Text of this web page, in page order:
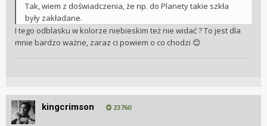
Tak, wiem z doświadczenia, że np. do Planety takie szkła
były zakładane.
I tego odblasku w kolorze niebieskim też nie widać ? To jest dla
mnie bardzo ważne, zaraz ci powiem o co chodzi 😊
kingcrimson 23760